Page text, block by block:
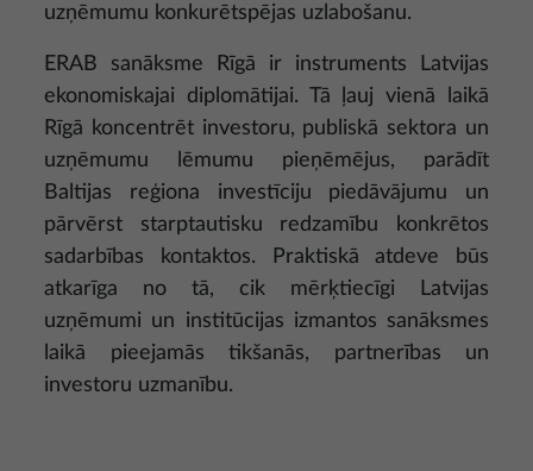
uzņēmumu konkurētspējas uzlabošanu.
ERAB sanāksme Rīgā ir instruments Latvijas
ekonomiskajai diplomātijai. Tā ļauj vienā laikā
Rīgā koncentrēt investoru, publiskā sektora un
uzņēmumu lēmumu pieņēmējus, parādīt
Baltijas reģiona investīciju piedāvājumu un
pārvērst starptautisku redzamību konkrētos
sadarbības kontaktos. Praktiskā atdeve būs
atkarīga no tā, cik mērķtiecīgi Latvijas
uzņēmumi un institūcijas izmantos sanāksmes
laikā pieejamās tikšanās, partnerības un
investoru uzmanību.